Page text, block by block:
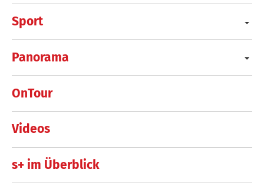
Sport
Panorama
OnTour
Videos
s+ im Überblick